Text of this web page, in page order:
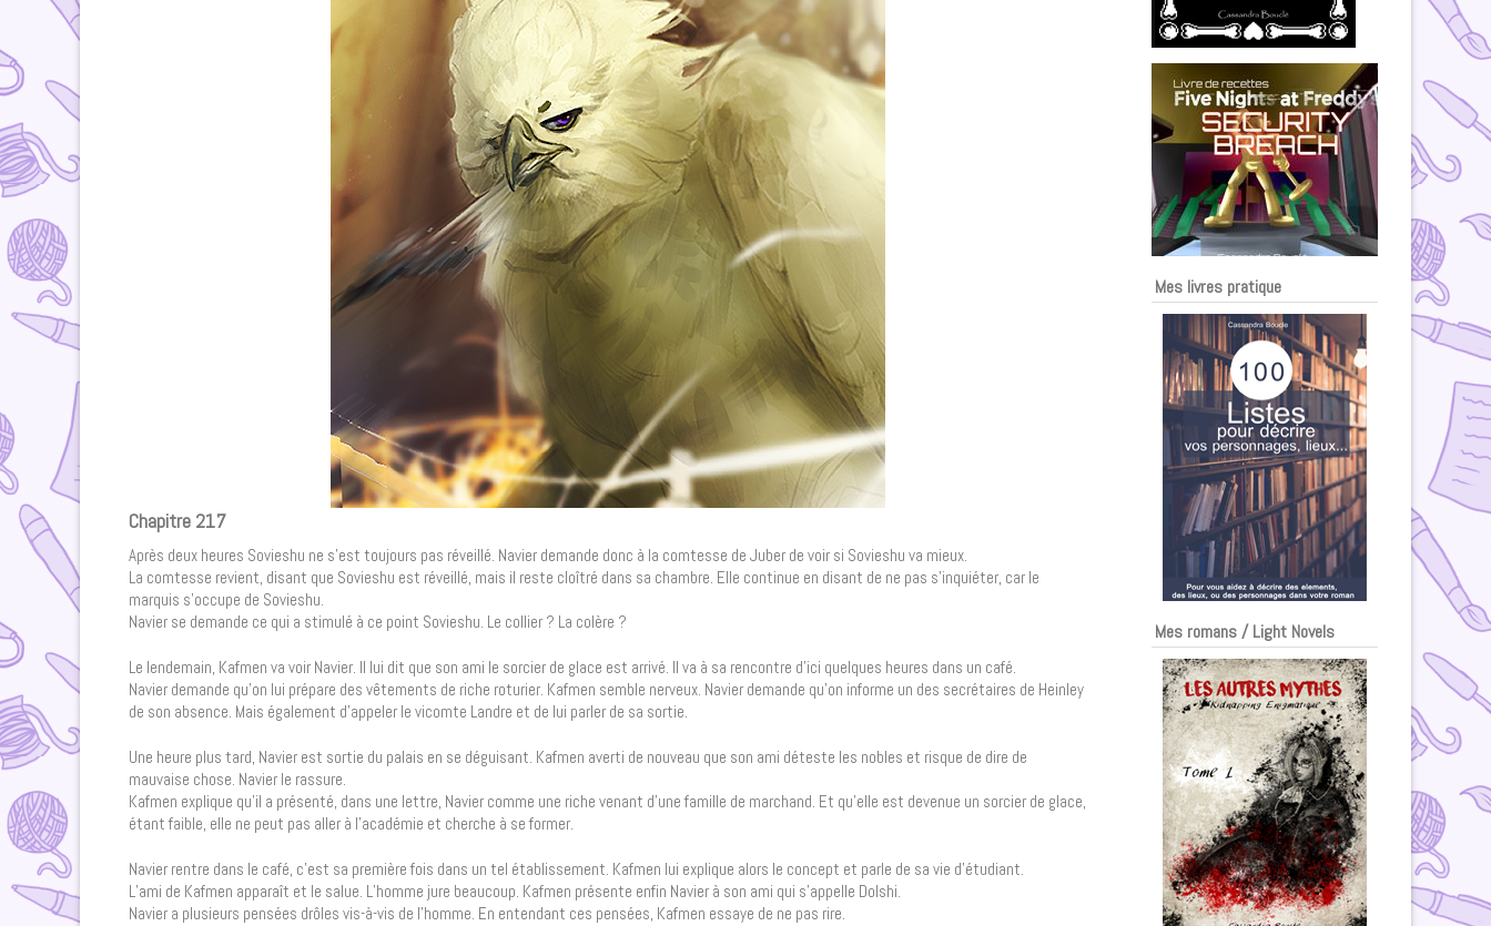
Chapitre 217
Après deux heures Sovieshu ne s’est toujours pas réveillé. Navier demande donc à la comtesse de Juber de voir si Sovieshu va mieux.
La comtesse revient, disant que Sovieshu est réveillé, mais il reste cloîtré dans sa chambre. Elle continue en disant de ne pas s’inquiéter, car le
marquis s’occupe de Sovieshu.
Navier se demande ce qui a stimulé à ce point Sovieshu. Le collier ? La colère ?
Le lendemain, Kafmen va voir Navier. Il lui dit que son ami le sorcier de glace est arrivé. Il va à sa rencontre d’ici quelques heures dans un café.
Navier demande qu’on lui prépare des vêtements de riche roturier. Kafmen semble nerveux. Navier demande qu’on informe un des secrétaires de Heinley
de son absence. Mais également d’appeler le vicomte Landre et de lui parler de sa sortie.
Une heure plus tard, Navier est sortie du palais en se déguisant. Kafmen averti de nouveau que son ami déteste les nobles et risque de dire de
mauvaise chose. Navier le rassure.
Kafmen explique qu’il a présenté, dans une lettre, Navier comme une riche venant d’une famille de marchand. Et qu’elle est devenue un sorcier de glace,
étant faible, elle ne peut pas aller à l’académie et cherche à se former.
Navier rentre dans le café, c’est sa première fois dans un tel établissement. Kafmen lui explique alors le concept et parle de sa vie d’étudiant.
L’ami de Kafmen apparaît et le salue. L’homme jure beaucoup. Kafmen présente enfin Navier à son ami qui s’appelle Dolshi.
Navier a plusieurs pensées drôles vis-à-vis de l’homme. En entendant ces pensées, Kafmen essaye de ne pas rire.
Mes livres pratique
Mes romans / Light Novels